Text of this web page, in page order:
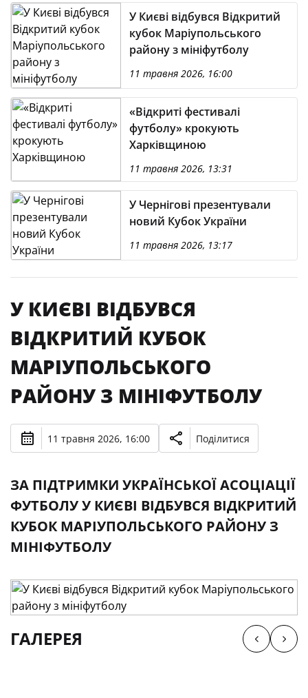
У Києві відбувся Відкритий
кубок Маріупольського
району з мініфутболу
11 травня 2026, 16:00
«Відкриті фестивалі
футболу» крокують
Харківщиною
11 травня 2026, 13:31
У Чернігові презентували
новий Кубок України
11 травня 2026, 13:17
У КИЄВІ ВІДБУВСЯ
ВІДКРИТИЙ КУБОК
МАРІУПОЛЬСЬКОГО
РАЙОНУ З МІНІФУТБОЛУ
11 травня 2026, 16:00 Поділитися
ЗА ПІДТРИМКИ УКРАЇНСЬКОЇ АСОЦІАЦІЇ
ФУТБОЛУ У КИЄВІ ВІДБУВСЯ ВІДКРИТИЙ
КУБОК МАРІУПОЛЬСЬКОГО РАЙОНУ З
МІНІФУТБОЛУ
ГАЛЕРЕЯ